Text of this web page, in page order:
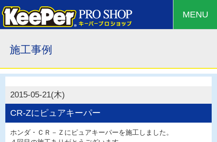
MENU
施工事例
2015-05-21(木)
CR-Zにピュアキーパー
ホンダ・ＣＲ－Ｚにピュアキーパーを施工しました。